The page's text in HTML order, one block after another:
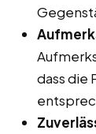
dass die